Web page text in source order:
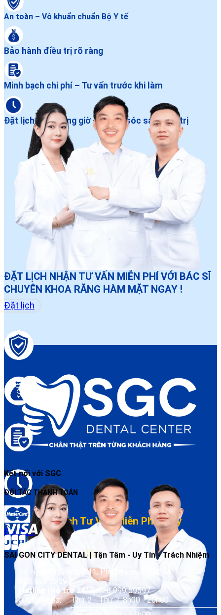
An toàn – Vô khuẩn chuẩn Bộ Y tế
Bảo hành điều trị rõ ràng
Minh bạch chi phí – Tư vấn trước khi làm
Đặt lịch dễ – Đúng giờ – Chăm sóc sau điều trị
ĐẶT LỊCH NHẬN TƯ VẤN MIỄN PHÍ VỚI BÁC SĨ
CHUYÊN KHOA RĂNG HÀM MẶT NGAY !
Đặt lịch
Bảo hành điều trị rõ ràng
Đặt lịch dễ – Đúng giờ – Chăm sóc sau điều trị
Đặt Lịch Tư Vấn Miễn Phí Ngay
Đặt lịch
Kết nối với SGC
ĐỐI TÁC THANH TOÁN
SAI GON CITY DENTAL | Tận Tâm - Uy Tín - Trách Nhiệm
34 Hồ Biểu Chánh, P.11, Phú Nhuận, TP. HCM
028 999 59597
Hotline (Hỗ trợ 24/7):
028 999 59597
Giờ làm việc:
Thứ 2 - Thứ 7: 8h00 - 20h00